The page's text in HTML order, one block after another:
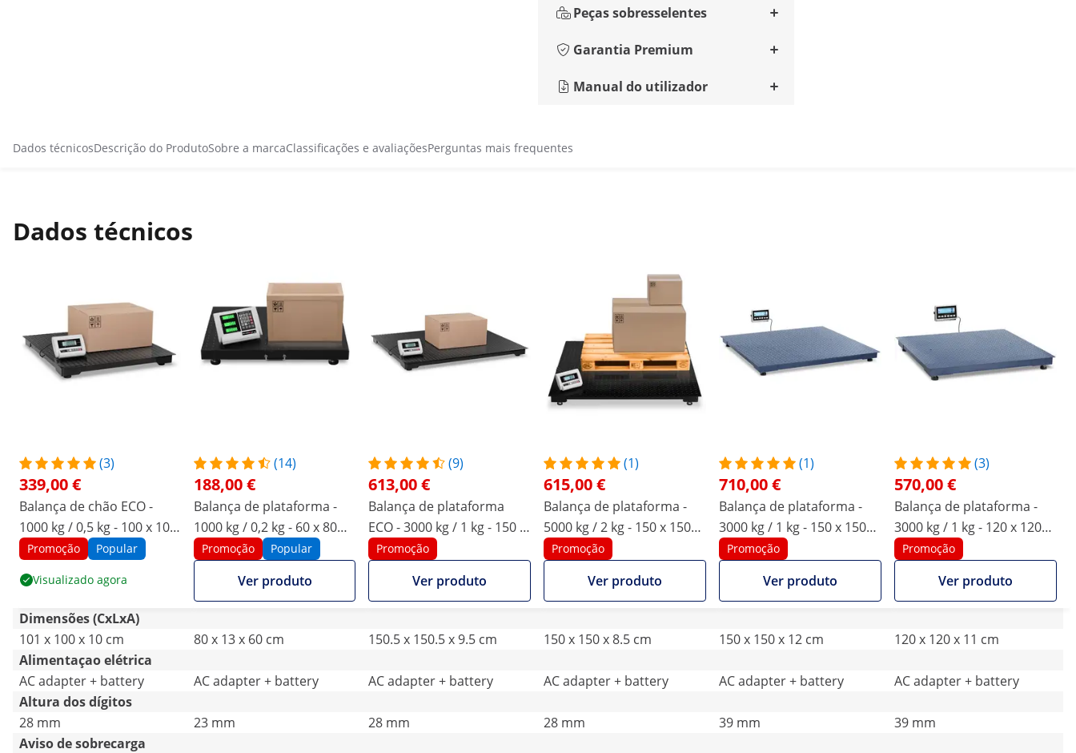
Peças sobresselentes
Garantia Premium
Manual do utilizador
Dados técnicosDescrição do ProdutoSobre a marcaClassificações e avaliaçõesPerguntas mais frequentes
Dados técnicos
(3)
339,00 €
Balança de chão ECO -
1000 kg / 0,5 kg - 100 x 100
cm - visor LCD
Promoção Popular
Visualizado agora
(14)
188,00 €
Balança de plataforma -
1000 kg / 0,2 kg - 60 x 80
cm - ecrã LCD sem fios
Promoção Popular
Ver produto
(9)
613,00 €
Balança de plataforma
ECO - 3000 kg / 1 kg - 150 x
150 cm - Visor LCD
Promoção
Ver produto
(1)
615,00 €
Balança de plataforma -
5000 kg / 2 kg - 150 x 150
cm - ecrã LCD externo
Promoção
Ver produto
(1)
710,00 €
Balança de plataforma -
3000 kg / 1 kg - 150 x 150
cm - ecrã LCD externo
Promoção
Ver produto
(3)
570,00 €
Balança de plataforma -
3000 kg / 1 kg - 120 x 120
cm - visor LCD exterior
Promoção
Ver produto
Dimensões (CxLxA)
101 x 100 x 10 cm
80 x 13 x 60 cm 150.5 x 150.5 x 9.5 cm 150 x 150 x 8.5 cm 150 x 150 x 12 cm
120 x 120 x 11 cm
Alimentaçao elétrica
AC adapter + battery
AC adapter + battery AC adapter + battery AC adapter + battery AC adapter + battery
AC adapter + battery
Altura dos dígitos
28 mm
23 mm 28 mm 28 mm 39 mm
39 mm
Aviso de sobrecarga